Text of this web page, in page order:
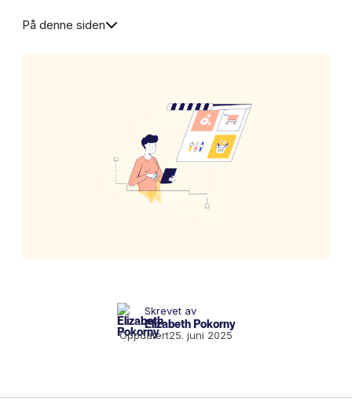
På denne siden
Skrevet av
Elizabeth Pokorny
Oppdatert25. juni 2025